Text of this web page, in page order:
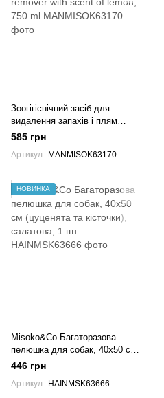
Зоогігієнічний засіб для
видалення запахів і плям
MISOKO dog stain and odour
remover with scent of lemon,
750 ml
585 грн
Артикул MANMISOK63170
НОВИНКА
Misoko&Co Багаторазова
пелюшка для собак, 40х50 см
(цуценята та кісточки),
салатова, 1 шт.
446 грн
Артикул HAINMSK63666